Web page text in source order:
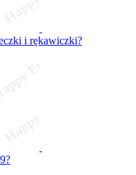
i rękawiczki?